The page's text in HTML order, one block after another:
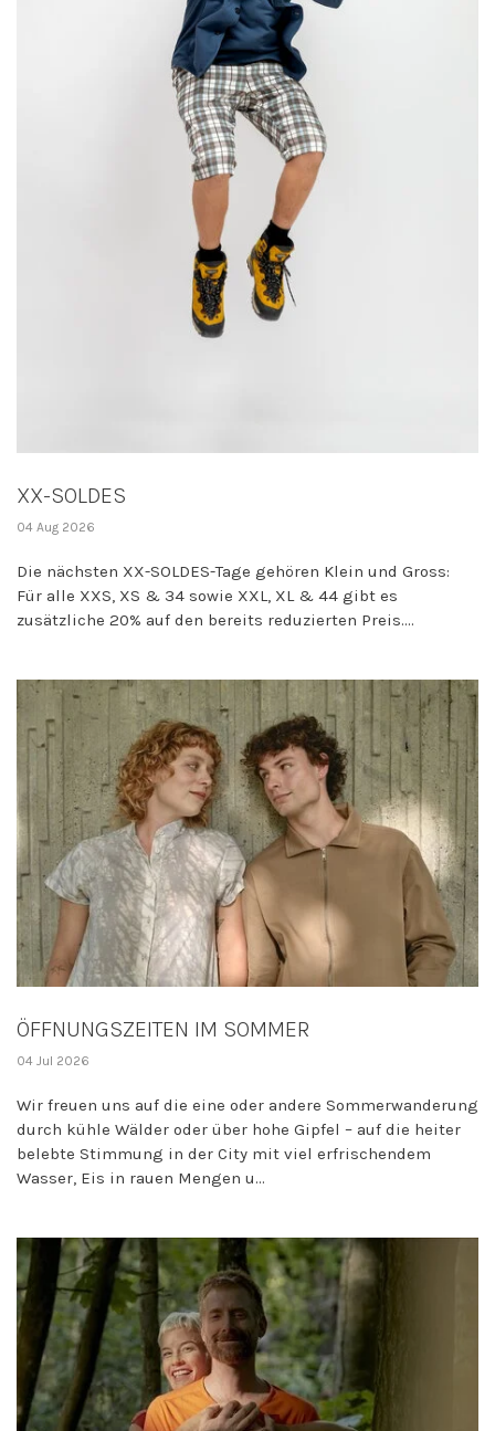
XX-SOLDES
04 Aug 2026
Die nächsten XX-SOLDES-Tage gehören Klein und Gross:
Für alle XXS, XS & 34 sowie XXL, XL & 44 gibt es
zusätzliche 20% auf den bereits reduzierten Preis....
ÖFFNUNGSZEITEN IM SOMMER
04 Jul 2026
Wir freuen uns auf die eine oder andere Sommerwanderung
durch kühle Wälder oder über hohe Gipfel – auf die heiter
belebte Stimmung in der City mit viel erfrischendem
Wasser, Eis in rauen Mengen u...